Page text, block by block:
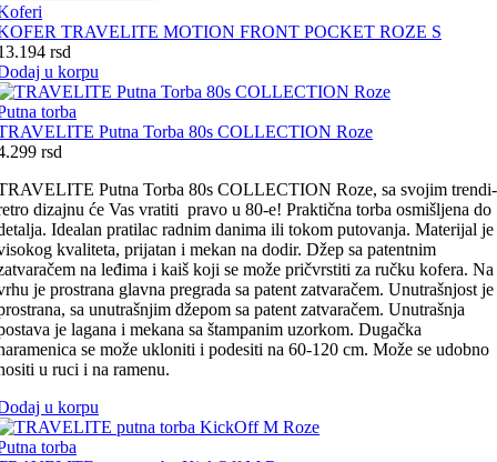
TRAVELITE MOTION FRONT POCKET ROZE S
rsd
u korpu
torba
Putna Torba 80s COLLECTION Roze
rsd
Putna Torba 80s COLLECTION Roze, sa svojim trendi-
dizajnu će Vas vratiti pravo u 80-e! Praktična torba osmišljena do
Idealan pratilac radnim danima ili tokom putovanja. Materijal je
kvaliteta, prijatan i mekan na dodir. Džep sa patentnim
na leđima i kaiš koji se može pričvrstiti za ručku kofera. Na
je prostrana glavna pregrada sa patent zatvaračem. Unutrašnjost je
sa unutrašnjim džepom sa patent zatvaračem. Unutrašnja
je lagana i mekana sa štampanim uzorkom. Dugačka
se može ukloniti i podesiti na 60-120 cm. Može se udobno
u ruci i na ramenu.
u korpu
torba